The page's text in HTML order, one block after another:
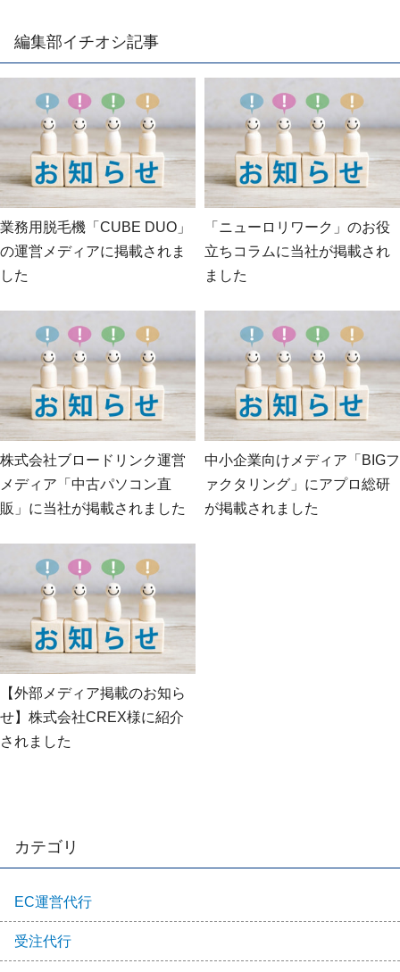
編集部イチオシ記事
業務用脱毛機「CUBE DUO」
の運営メディアに掲載されま
した
「ニューロリワーク」のお役
立ちコラムに当社が掲載され
ました
株式会社ブロードリンク運営
メディア「中古パソコン直
販」に当社が掲載されました
中小企業向けメディア「BIGフ
ァクタリング」にアプロ総研
が掲載されました
【外部メディア掲載のお知ら
せ】株式会社CREX様に紹介
されました
カテゴリ
EC運営代行
受注代行